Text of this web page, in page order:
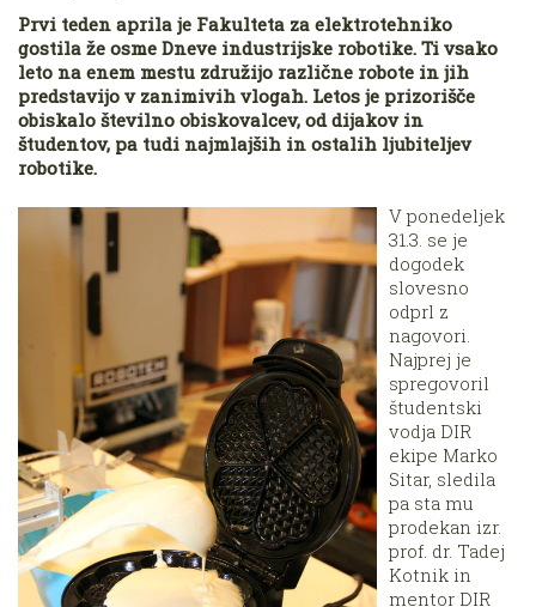
Prvi teden aprila je Fakulteta za elektrotehniko
gostila že osme Dneve industrijske robotike. Ti vsako
leto na enem mestu združijo različne robote in jih
predstavijo v zanimivih vlogah. Letos je prizorišče
obiskalo številno obiskovalcev, od dijakov in
študentov, pa tudi najmlajših in ostalih ljubiteljev
robotike.
V ponedeljek
31.3. se je
dogodek
slovesno
odprl z
nagovori.
Najprej je
spregovoril
študentski
vodja DIR
ekipe Marko
Sitar, sledila
pa sta mu
prodekan izr.
prof. dr. Tadej
Kotnik in
mentor DIR